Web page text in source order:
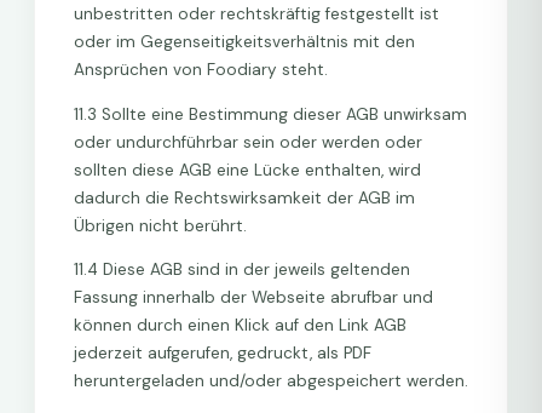
unbestritten oder rechtskräftig festgestellt ist
oder im Gegenseitigkeitsverhältnis mit den
Ansprüchen von Foodiary steht.
11.3 Sollte eine Bestimmung dieser AGB unwirksam
oder undurchführbar sein oder werden oder
sollten diese AGB eine Lücke enthalten, wird
dadurch die Rechtswirksamkeit der AGB im
Übrigen nicht berührt.
11.4 Diese AGB sind in der jeweils geltenden
Fassung innerhalb der Webseite abrufbar und
können durch einen Klick auf den Link AGB
jederzeit aufgerufen, gedruckt, als PDF
heruntergeladen und/oder abgespeichert werden.